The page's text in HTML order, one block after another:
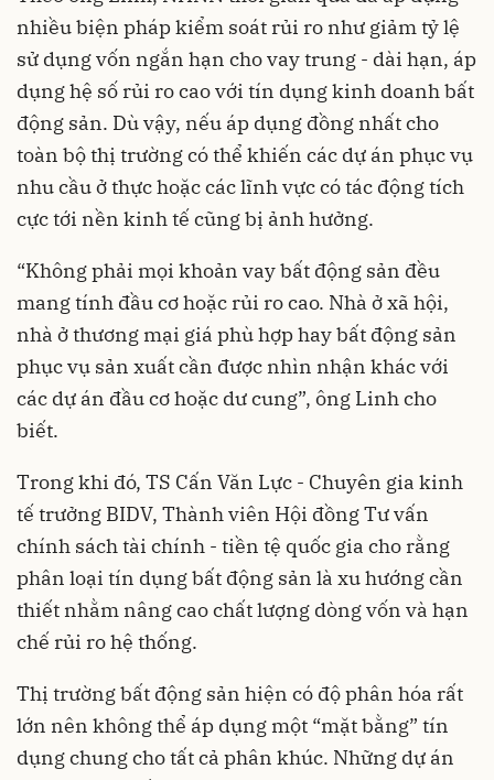
nhiều biện pháp kiểm soát rủi ro như giảm tỷ lệ
sử dụng vốn ngắn hạn cho vay trung - dài hạn, áp
dụng hệ số rủi ro cao với tín dụng kinh doanh bất
động sản. Dù vậy, nếu áp dụng đồng nhất cho
toàn bộ thị trường có thể khiến các dự án phục vụ
nhu cầu ở thực hoặc các lĩnh vực có tác động tích
cực tới nền kinh tế cũng bị ảnh hưởng.
“Không phải mọi khoản vay bất động sản đều
mang tính đầu cơ hoặc rủi ro cao. Nhà ở xã hội,
nhà ở thương mại giá phù hợp hay bất động sản
phục vụ sản xuất cần được nhìn nhận khác với
các dự án đầu cơ hoặc dư cung”, ông Linh cho
biết.
Trong khi đó, TS Cấn Văn Lực - Chuyên gia kinh
tế trưởng BIDV, Thành viên Hội đồng Tư vấn
chính sách tài chính - tiền tệ quốc gia cho rằng
phân loại tín dụng bất động sản là xu hướng cần
thiết nhằm nâng cao chất lượng dòng vốn và hạn
chế rủi ro hệ thống.
Thị trường bất động sản hiện có độ phân hóa rất
lớn nên không thể áp dụng một “mặt bằng” tín
dụng chung cho tất cả phân khúc. Những dự án